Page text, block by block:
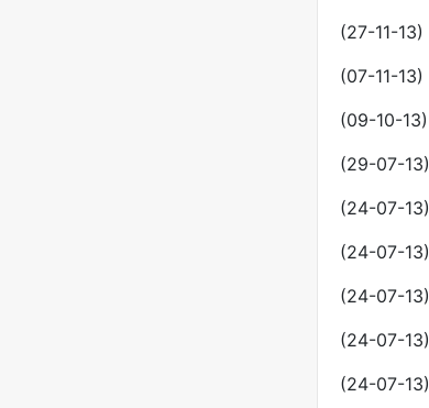
(27-11-13)
(07-11-13)
(09-10-13)
(29-07-13)
(24-07-13)
(24-07-13)
(24-07-13)
(24-07-13)
(24-07-13)